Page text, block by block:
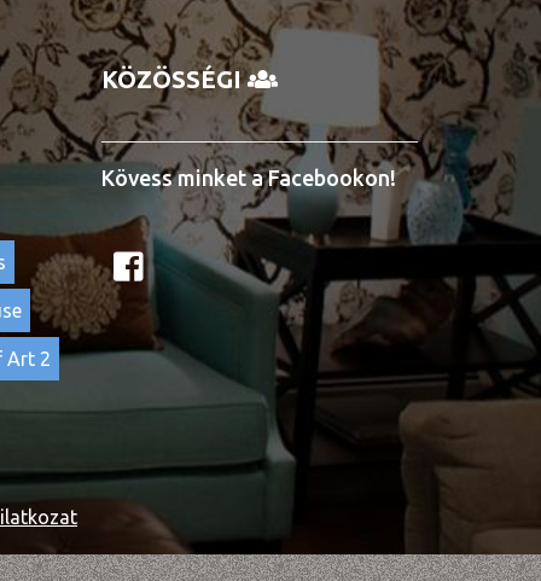
Art 2
KÖZÖSSÉGI
Kövess minket a Facebookon!